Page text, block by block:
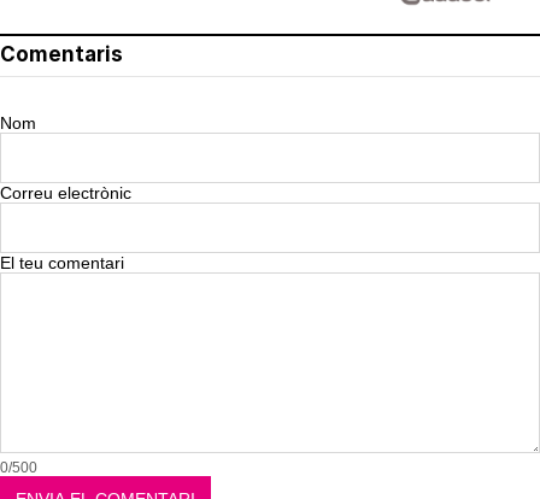
Comentaris
Nom
Correu electrònic
El teu comentari
0/500